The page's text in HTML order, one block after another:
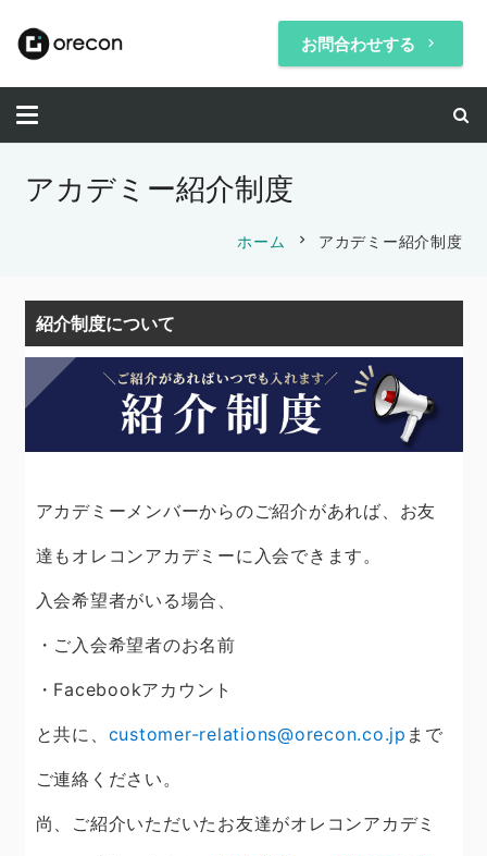
お問合わせする keyboard_arrow_right
アカデミー紹介制度
ホーム chevron_right アカデミー紹介制度
紹介制度について
アカデミーメンバーからのご紹介があれば、お友
達もオレコンアカデミーに入会できます。
入会希望者がいる場合、
・ご入会希望者のお名前
・Facebookアカウント
と共に、 customer-relations@orecon.co.jp まで
ご連絡ください。
尚、ご紹介いただいたお友達がオレコンアカデミ